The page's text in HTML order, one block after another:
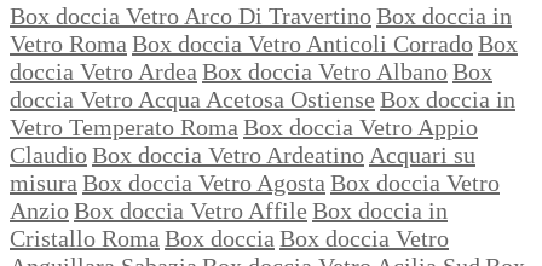
Box doccia Vetro Arco Di TravertinoBox doccia in
Vetro Roma Box doccia Vetro Anticoli CorradoBox
doccia Vetro Ardea Box doccia Vetro AlbanoBox
doccia Vetro Acqua Acetosa Ostiense Box doccia in
Vetro Temperato Roma Box doccia Vetro Appio
ClaudioBox doccia Vetro Ardeatino Acquari su
misura Box doccia Vetro Agosta Box doccia Vetro
AnzioBox doccia Vetro Affile Box doccia in
Cristallo Roma Box doccia Box doccia Vetro